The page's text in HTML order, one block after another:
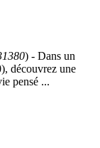
) - Dans un
découvrez une
pensé ...